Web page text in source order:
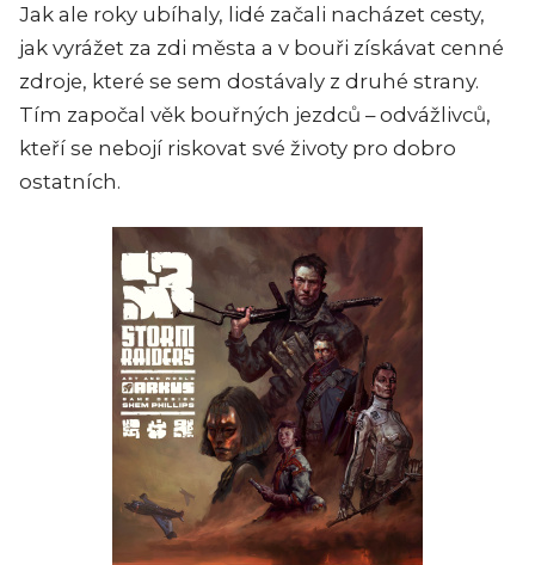
Jak ale roky ubíhaly, lidé začali nacházet cesty,
jak vyrážet za zdi města a v bouři získávat cenné
zdroje, které se sem dostávaly z druhé strany.
Tím započal věk bouřných jezdců – odvážlivců,
kteří se nebojí riskovat své životy pro dobro
ostatních.